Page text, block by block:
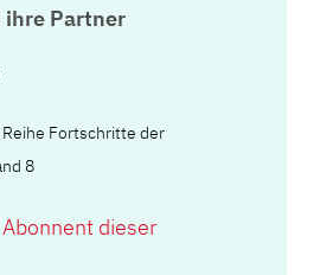
ihre Partner
Reihe Fortschritte der
8
dieser